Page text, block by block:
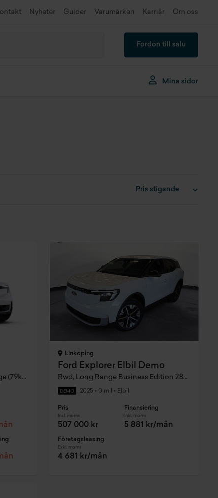
Nyheter Guider Varumärken Karriär Om oss
Fordon till salu
Mina sidor
Nordic Edition RWD, Long range (79kWh)
Linköping
Ford Explorer Elbil Demo
Rwd, Long Range Business Edition 286 hk 602km
DEMO 2025 • 0 mil • Elbil
Pris
Inkl. moms
507 000 kr
Finansiering
Inkl. moms
5 881 kr/mån
Företagsleasing
Exkl. moms
4 681 kr/mån